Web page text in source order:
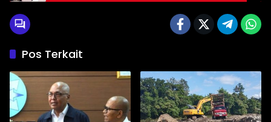
Pos Terkait